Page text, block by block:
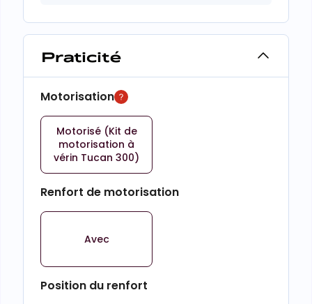
Praticité
Motorisation
Motorisé (Kit de
motorisation à
vérin Tucan 300)
Renfort de motorisation
Avec
Position du renfort